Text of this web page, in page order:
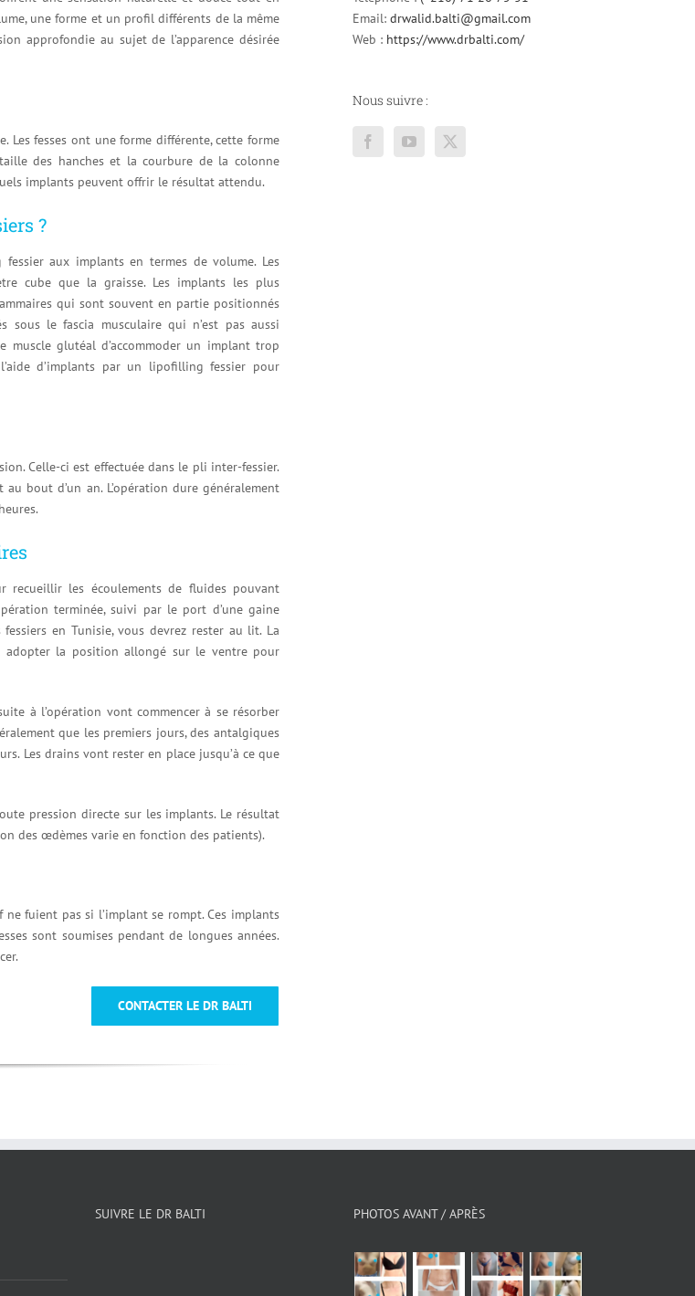
une forme et un profil différents de la même
approfondie au sujet de l’apparence désirée
fesses ont une forme différente, cette forme
des hanches et la courbure de la colonne
implants peuvent offrir le résultat attendu.
?
aux implants en termes de volume. Les
cube que la graisse. Les implants les plus
qui sont souvent en partie positionnés
sous le fascia musculaire qui n’est pas aussi
glutéal d’accommoder un implant trop
d’implants par un lipofilling fessier pour
Celle-ci est effectuée dans le pli inter-fessier.
bout d’un an. L’opération dure généralement
recueillir les écoulements de fluides pouvant
terminée, suivi par le port d’une gaine
en Tunisie, vous devrez rester au lit. La
adopter la position allongé sur le ventre pour
à l’opération vont commencer à se résorber
que les premiers jours, des antalgiques
Les drains vont rester en place jusqu’à ce que
pression directe sur les implants. Le résultat
des œdèmes varie en fonction des patients).
fuient pas si l’implant se rompt. Ces implants
sont soumises pendant de longues années.
CONTACTER LE DR BALTI
Email: drwalid.balti@gmail.com
Web : https://www.drbalti.com/
Nous suivre :
SUIVRE LE DR BALTI PHOTOS AVANT / APRÈS